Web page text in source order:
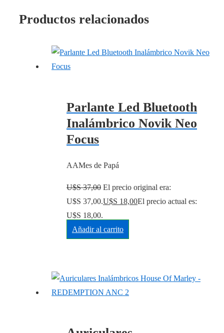
Productos relacionados
Parlante Led Bluetooth
Inalámbrico Novik Neo
Focus
AAMes de Papá
U$S37,00 El precio original era:
U$S 37,00.U$S 18,00El precio actual es:
U$S 18,00.
Añadir al carrito